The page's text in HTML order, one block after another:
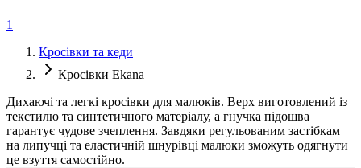
1
Кросівки та кеди
Кросівки Ekana
Дихаючі та легкі кросівки для малюків. Верх виготовлений із
текстилю та синтетичного матеріалу, а гнучка підошва
гарантує чудове зчеплення. Завдяки регульованим застібкам
на липучці та еластичній шнурівці малюки зможуть одягнути
це взуття самостійно.